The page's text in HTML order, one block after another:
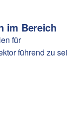
im Bereich
für
führend zu